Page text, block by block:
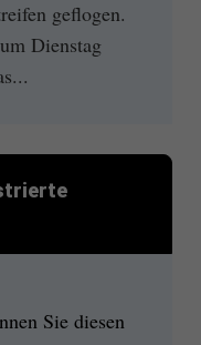
geflogen.
Dienstag
Sie diesen